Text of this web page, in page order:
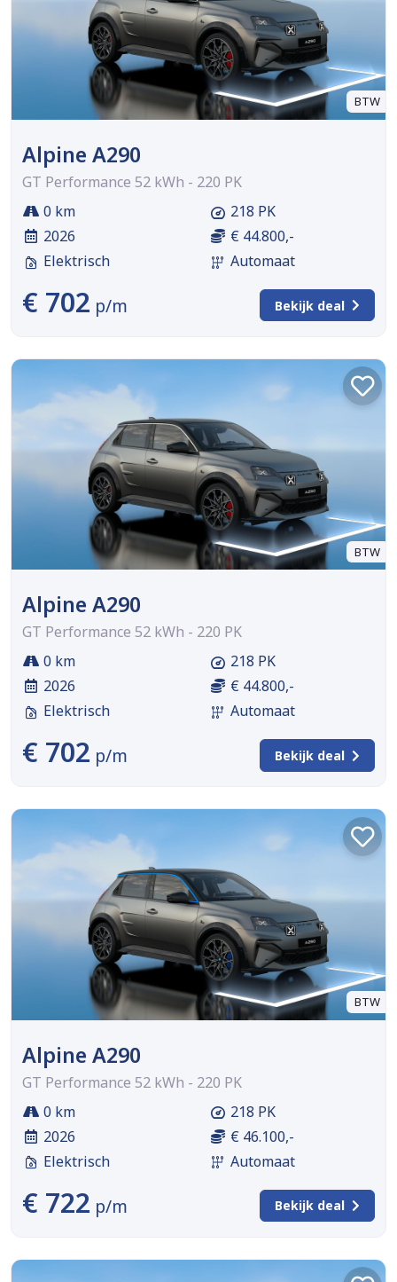
BTW
Alpine A290
GT Performance 52 kWh - 220 PK
0 km
2026
Elektrisch
218 PK
€ 44.800,-
Automaat
€ 702 p/m Bekijk deal
BTW
Alpine A290
GT Performance 52 kWh - 220 PK
0 km
2026
Elektrisch
218 PK
€ 44.800,-
Automaat
€ 702 p/m Bekijk deal
BTW
Alpine A290
GT Performance 52 kWh - 220 PK
0 km
2026
Elektrisch
218 PK
€ 46.100,-
Automaat
€ 722 p/m Bekijk deal